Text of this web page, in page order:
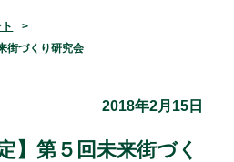
街づくり研究会
2018年2月15日
】第５回未来街づく